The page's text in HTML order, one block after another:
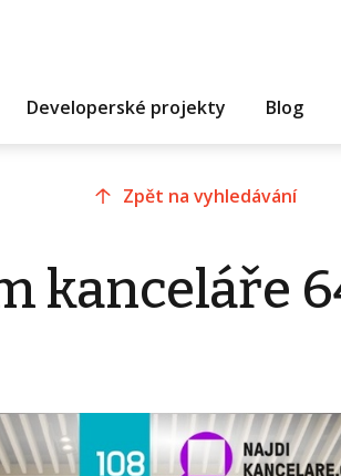
Developerské projekty Blog
Zpět na vyhledávání
kanceláře